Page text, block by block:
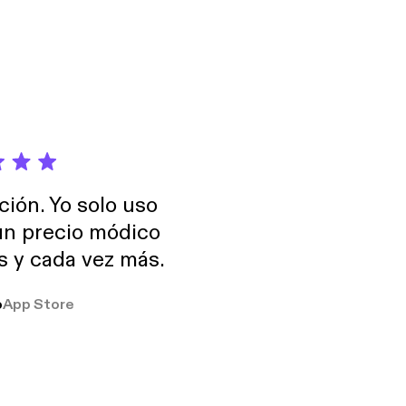
og gerne vil
Yo solo uso
precio módico
y cada vez más.
App Store